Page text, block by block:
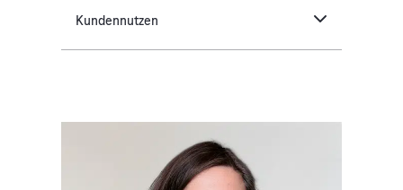
Kundennutzen